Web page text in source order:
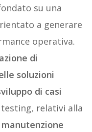
su una
a generare
operativa.
di
soluzioni
di casi
relativi alla